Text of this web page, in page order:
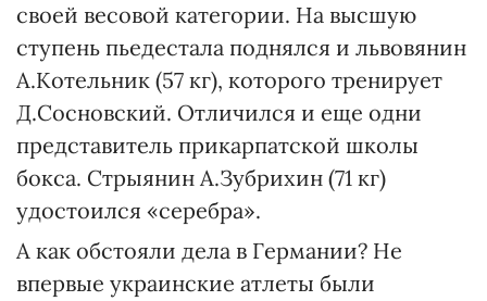
своей весовой категории. На высшую
ступень пьедестала поднялся и львовянин
А.Котельник (57 кг), которого тренирует
Д.Сосновский. Отличился и еще одни
представитель прикарпатской школы
бокса. Стрыянин А.Зубрихин (71 кг)
удостоился «серебра».
А как обстояли дела в Германии? Не
впервые украинские атлеты были